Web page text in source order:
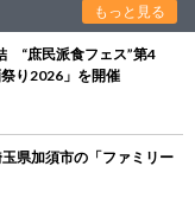
もっと見る
“庶民派食フェス”第4
り2026」を開催
県加須市の「ファミリー